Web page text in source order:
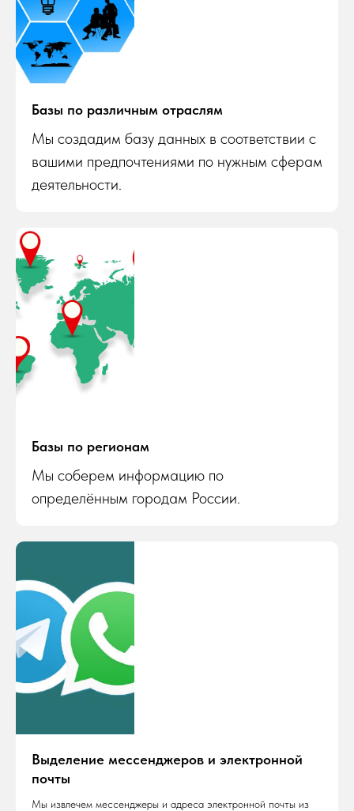
Базы по различным отраслям
Мы создадим базу данных в соответствии с
вашими предпочтениями по нужным сферам
деятельности.
Базы по регионам
Мы соберем информацию по
определённым городам России.
Выделение мессенджеров и электронной
почты
Мы извлечем мессенджеры и адреса электронной почты из